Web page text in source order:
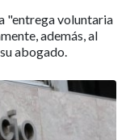
"entrega voluntaria
además, al
abogado.